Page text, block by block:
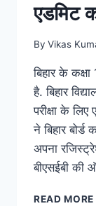
एडमिट
By Vikas
बिहार के
है. बिहार
परीक्षा के
ने बिहार बोर्ड
अपना
बीएसईबी की
READ MORE